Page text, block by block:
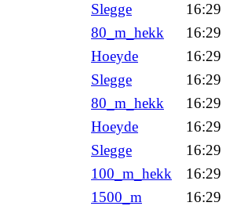
Slegge
16:29
80_m_hekk
16:29
Hoeyde
16:29
Slegge
16:29
80_m_hekk
16:29
Hoeyde
16:29
Slegge
16:29
100_m_hekk
16:29
1500_m
16:29